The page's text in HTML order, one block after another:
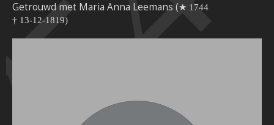
Getrouwd met Maria Anna Leemans (★ 1744
† 13-12-1819)